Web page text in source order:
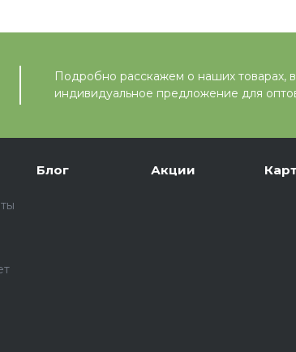
Подробно расскажем о наших товарах,
индивидуальное предложение для
Блог Акции